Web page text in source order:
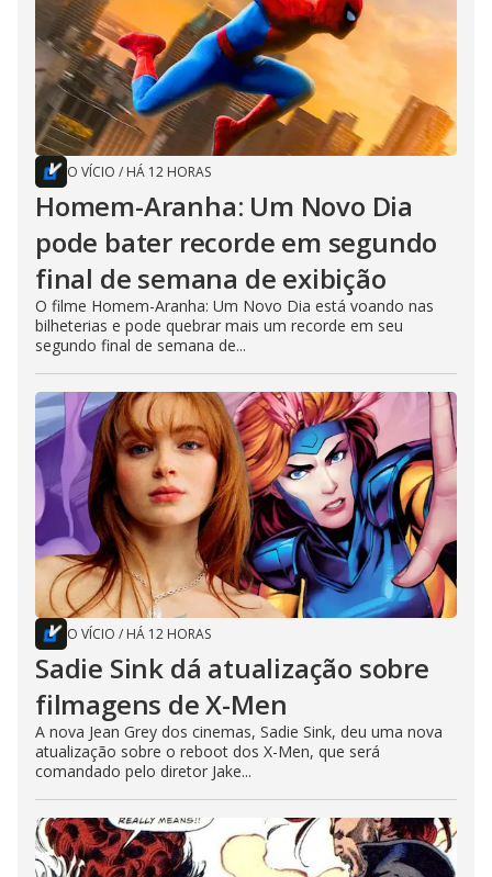
O VÍCIO / HÁ 12 HORAS
Homem-Aranha: Um Novo Dia
pode bater recorde em segundo
final de semana de exibição
O filme Homem-Aranha: Um Novo Dia está voando nas
bilheterias e pode quebrar mais um recorde em seu
segundo final de semana de...
O VÍCIO / HÁ 12 HORAS
Sadie Sink dá atualização sobre
filmagens de X-Men
A nova Jean Grey dos cinemas, Sadie Sink, deu uma nova
atualização sobre o reboot dos X-Men, que será
comandado pelo diretor Jake...